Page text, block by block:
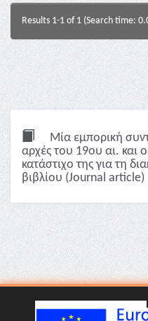
Results 1-1 of 1 (Search time:
Μία εμπορική
αρχές του 19ου αι. και
κατάστιχο της για τη
βιβλίου (Journal article)